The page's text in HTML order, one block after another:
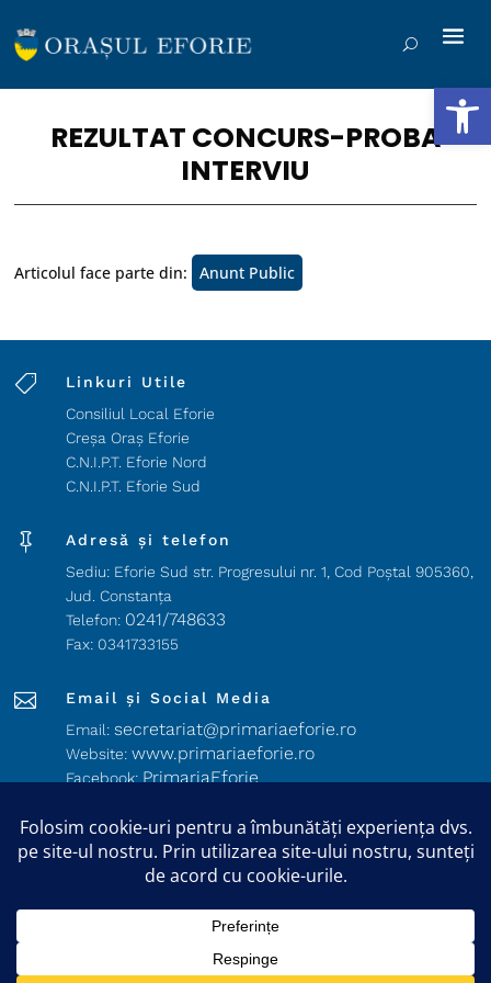
REZULTAT CONCURS-PROBA
INTERVIU
Articolul face parte din: Anunt Public

Linkuri Utile
Consiliul Local Eforie
Creșa Oraș Eforie
C.N.I.P.T. Eforie Nord
C.N.I.P.T. Eforie Sud

Adresă și telefon
Sediu: Eforie Sud str. Progresului nr. 1, Cod Poştal 905360,
Jud. Constanţa
Telefon: 0241/748633
Fax: 0341733155

Email și Social Media
Email:secretariat@primariaeforie.ro
Website:www.primariaeforie.ro
Facebook: PrimariaEforie
Harta Site/Politica Cookie